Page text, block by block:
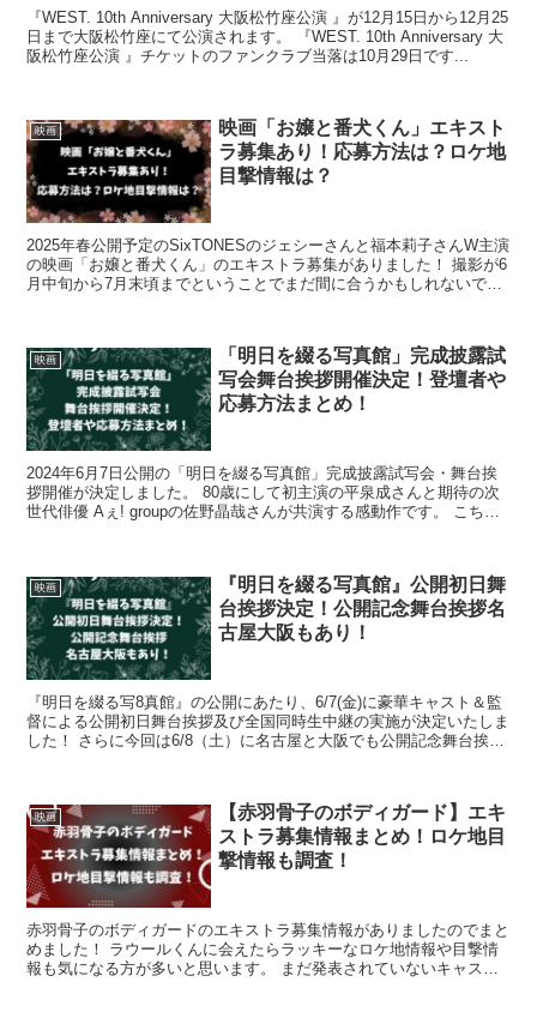
『WEST. 10th Anniversary 大阪松竹座公演 』が12月15日から12月25
日まで大阪松竹座にて公演されます。 『WEST. 10th Anniversary 大
阪松竹座公演 』チケットのファンクラブ当落は10月29日です...
映画
映画「お嬢と番犬くん」エキスト
ラ募集あり！応募方法は？ロケ地
目撃情報は？
2025年春公開予定のSixTONESのジェシーさんと福本莉子さんW主演
の映画「お嬢と番犬くん」のエキストラ募集がありました！ 撮影が6
月中旬から7月末頃までということでまだ間に合うかもしれないで
映画
「明日を綴る写真館」完成披露試
写会舞台挨拶開催決定！登壇者や
応募方法まとめ！
2024年6月7日公開の「明日を綴る写真館」完成披露試写会・舞台挨
拶開催が決定しました。 80歳にして初主演の平泉成さんと期待の次
世代俳優 Aぇ! groupの佐野晶哉さんが共演する感動作です。 こちら
映画
『明日を綴る写真館』公開初日舞
台挨拶決定！公開記念舞台挨拶名
古屋大阪もあり！
『明日を綴る写8真館』の公開にあたり、6/7(金)に豪華キャスト＆監
督による公開初日舞台挨拶及び全国同時生中継の実施が決定いたしま
した！ さらに今回は6/8（土）に名古屋と大阪でも公開記念舞台挨拶
映画
【赤羽骨子のボディガード】エキ
ストラ募集情報まとめ！ロケ地目
撃情報も調査！
赤羽骨子のボディガードのエキストラ募集情報がありましたのでまと
めました！ ラウールくんに会えたらラッキーなロケ地情報や目撃情
報も気になる方が多いと思います。 まだ発表されていないキャスト